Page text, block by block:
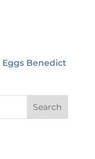
Eggs Benedict
Search